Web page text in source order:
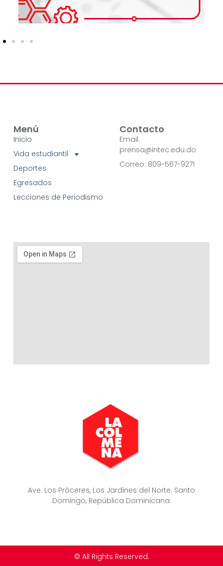
Ave. Los Próceres, Los Jardines del Norte. Santo
Domingo, República Dominicana.
Menú
Inicio
Vida estudiantil
Deportes
Egresados
Lecciones de Periodismo
Contacto
Email:
prensa@intec.edu.do
Correo: 809-567-9271
© All Rights Reserved.